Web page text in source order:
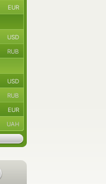
EUR
USD
RUB
USD
RUB
EUR
UAH